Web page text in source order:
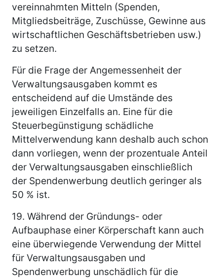
vereinnahmten Mitteln (Spenden,
Mitgliedsbeiträge, Zuschüsse, Gewinne aus
wirtschaftlichen Geschäftsbetrieben usw.)
zu setzen.
Für die Frage der Angemessenheit der
Verwaltungsausgaben kommt es
entscheidend auf die Umstände des
jeweiligen Einzelfalls an. Eine für die
Steuerbegünstigung schädliche
Mittelverwendung kann deshalb auch schon
dann vorliegen, wenn der prozentuale Anteil
der Verwaltungsausgaben einschließlich
der Spendenwerbung deutlich geringer als
50 % ist.
19. Während der Gründungs- oder
Aufbauphase einer Körperschaft kann auch
eine überwiegende Verwendung der Mittel
für Verwaltungsausgaben und
Spendenwerbung unschädlich für die